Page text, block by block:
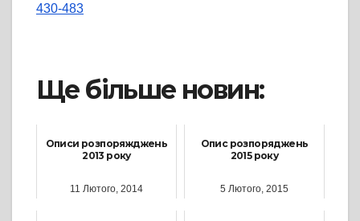
430-483
Ще більше новин:
Описи розпоряжджень
2013 року
11 Лютого, 2014
Опис розпоряджень
2015 року
5 Лютого, 2015